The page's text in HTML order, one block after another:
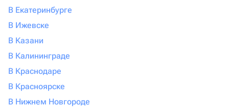
В Екатеринбурге
В Ижевске
В Казани
В Калининграде
В Краснодаре
В Красноярске
В Нижнем Новгороде